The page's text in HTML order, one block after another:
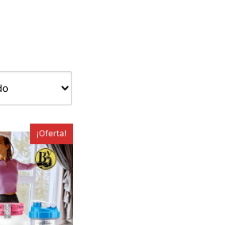
¡Oferta!